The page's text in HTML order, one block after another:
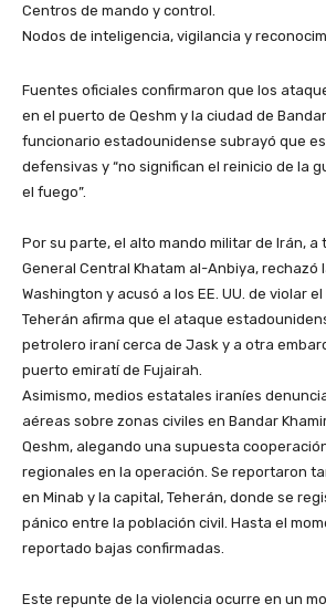
​Centros de mando y control.
​Nodos de inteligencia, vigilancia y
​Fuentes oficiales confirmaron que los
en el puerto de Qeshm y la ciudad de
funcionario estadounidense subrayó que
defensivas y “no significan el reinicio de la
el fuego”.
​Por su parte, el alto mando militar de Irán, a
General Central Khatam al-Anbiya, rechazó
Washington y acusó a los EE. UU. de violar
Teherán afirma que el ataque
petrolero iraní cerca de Jask y a otra
puerto emiratí de Fujairah.
​Asimismo, medios estatales iraníes
aéreas sobre zonas civiles en Bandar
Qeshm, alegando una supuesta
regionales en la operación. Se reportaron
en Minab y la capital, Teherán, donde se
pánico entre la población civil. Hasta el
reportado bajas confirmadas.
​Este repunte de la violencia ocurre en un